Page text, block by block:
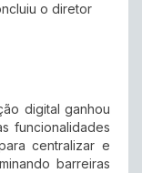
o diretor
digital ganhou
funcionalidades
centralizar e
barreiras